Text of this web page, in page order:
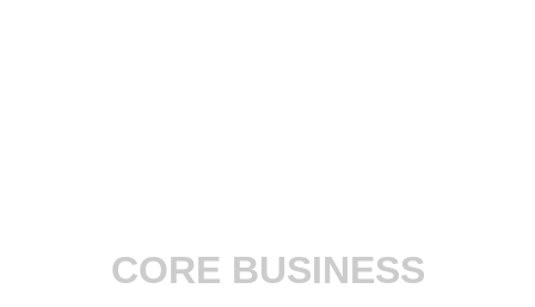
CORE BUSINESS